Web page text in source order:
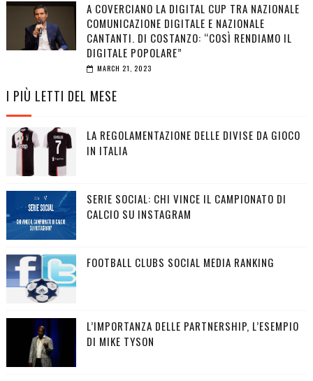
A COVERCIANO LA DIGITAL CUP TRA NAZIONALE
COMUNICAZIONE DIGITALE E NAZIONALE
CANTANTI. DI COSTANZO: “COSÌ RENDIAMO IL
DIGITALE POPOLARE”
MARCH 21, 2023
I PIÙ LETTI DEL MESE
LA REGOLAMENTAZIONE DELLE DIVISE DA GIOCO
IN ITALIA
SERIE SOCIAL: CHI VINCE IL CAMPIONATO DI
CALCIO SU INSTAGRAM
FOOTBALL CLUBS SOCIAL MEDIA RANKING
L’IMPORTANZA DELLE PARTNERSHIP, L’ESEMPIO
DI MIKE TYSON